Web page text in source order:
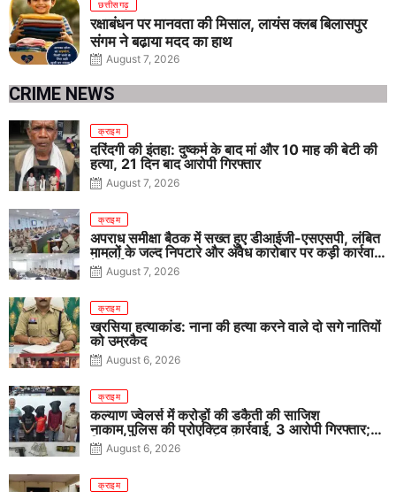
छत्तीसगढ़
रक्षाबंधन पर मानवता की मिसाल, लायंस क्लब बिलासपुर
संगम ने बढ़ाया मदद का हाथ
August 7, 2026
CRIME NEWS
क्राइम
दरिंदगी की इंतहा: दुष्कर्म के बाद मां और 10 माह की बेटी की
हत्या, 21 दिन बाद आरोपी गिरफ्तार
August 7, 2026
क्राइम
अपराध समीक्षा बैठक में सख्त हुए डीआईजी-एसएसपी, लंबित
मामलों के जल्द निपटारे और अवैध कारोबार पर कड़ी कार्रवाई
के निर्देश
August 7, 2026
क्राइम
खरसिया हत्याकांड: नाना की हत्या करने वाले दो सगे नातियों
को उम्रकैद
August 6, 2026
क्राइम
कल्याण ज्वेलर्स में करोड़ों की डकैती की साजिश
नाकाम,पुलिस की प्रोएक्टिव कार्रवाई, 3 आरोपी गिरफ्तार;
पिस्टल, कारतूस, चाकू और मोबाइल बरामद
August 6, 2026
क्राइम